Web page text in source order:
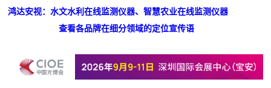
鸿达安视：水文水利在线监测仪器、智慧农业在线监测仪器
查看各品牌在细分领域的定位宣传语